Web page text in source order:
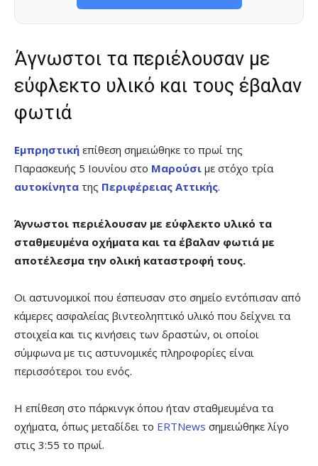
Άγνωστοι τα περιέλουσαν με
εύφλεκτο υλικό και τους έβαλαν
φωτιά
Εμπρηστική επίθεση σημειώθηκε το πρωί της
Παρασκευής 5 Ιουνίου στο Μαρούσι με στόχο τρία
αυτοκίνητα της Περιφέρειας Αττικής.
Άγνωστοι περιέλουσαν με εύφλεκτο υλικό τα
σταθμευμένα οχήματα και τα έβαλαν φωτιά με
αποτέλεσμα την ολική καταστροφή τους.
Οι αστυνομικοί που έσπευσαν στο σημείο εντόπισαν από
κάμερες ασφαλείας βιντεοληπτικό υλικό που δείχνει τα
στοιχεία και τις κινήσεις των δραστών, οι οποίοι
σύμφωνα με τις αστυνομικές πληροφορίες είναι
περισσότεροι του ενός.
Η επίθεση στο πάρκινγκ όπου ήταν σταθμευμένα τα
οχήματα, όπως μεταδίδει το ERTNews σημειώθηκε λίγο
στις 3:55 το πρωί.